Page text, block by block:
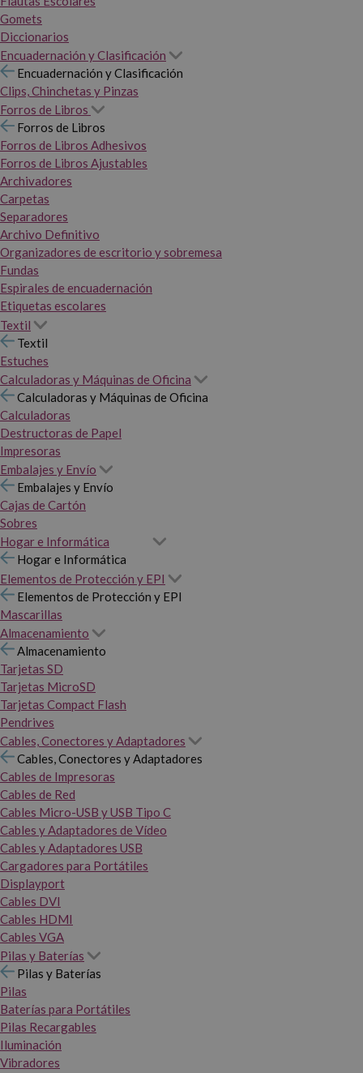
Gomets
Diccionarios
Encuadernación y Clasificación
Encuadernación y Clasificación
Clips, Chinchetas y Pinzas
Forros de Libros
Forros de Libros
Forros de Libros Adhesivos
Forros de Libros Ajustables
Archivadores
Carpetas
Separadores
Archivo Definitivo
Organizadores de escritorio y sobremesa
Fundas
Espirales de encuadernación
Etiquetas escolares
Textil
Textil
Estuches
Calculadoras y Máquinas de Oficina
Calculadoras y Máquinas de Oficina
Calculadoras
Destructoras de Papel
Impresoras
Embalajes y Envío
Embalajes y Envío
Cajas de Cartón
Sobres
Hogar e Informática
Hogar e Informática
Elementos de Protección y EPI
Elementos de Protección y EPI
Mascarillas
Almacenamiento
Almacenamiento
Tarjetas SD
Tarjetas MicroSD
Tarjetas Compact Flash
Pendrives
Cables, Conectores y Adaptadores
Cables, Conectores y Adaptadores
Cables de Impresoras
Cables de Red
Cables Micro-USB y USB Tipo C
Cables y Adaptadores de Vídeo
Cables y Adaptadores USB
Cargadores para Portátiles
Displayport
Cables DVI
Cables HDMI
Cables VGA
Pilas y Baterías
Pilas y Baterías
Pilas
Baterías para Portátiles
Pilas Recargables
Iluminación
Vibradores